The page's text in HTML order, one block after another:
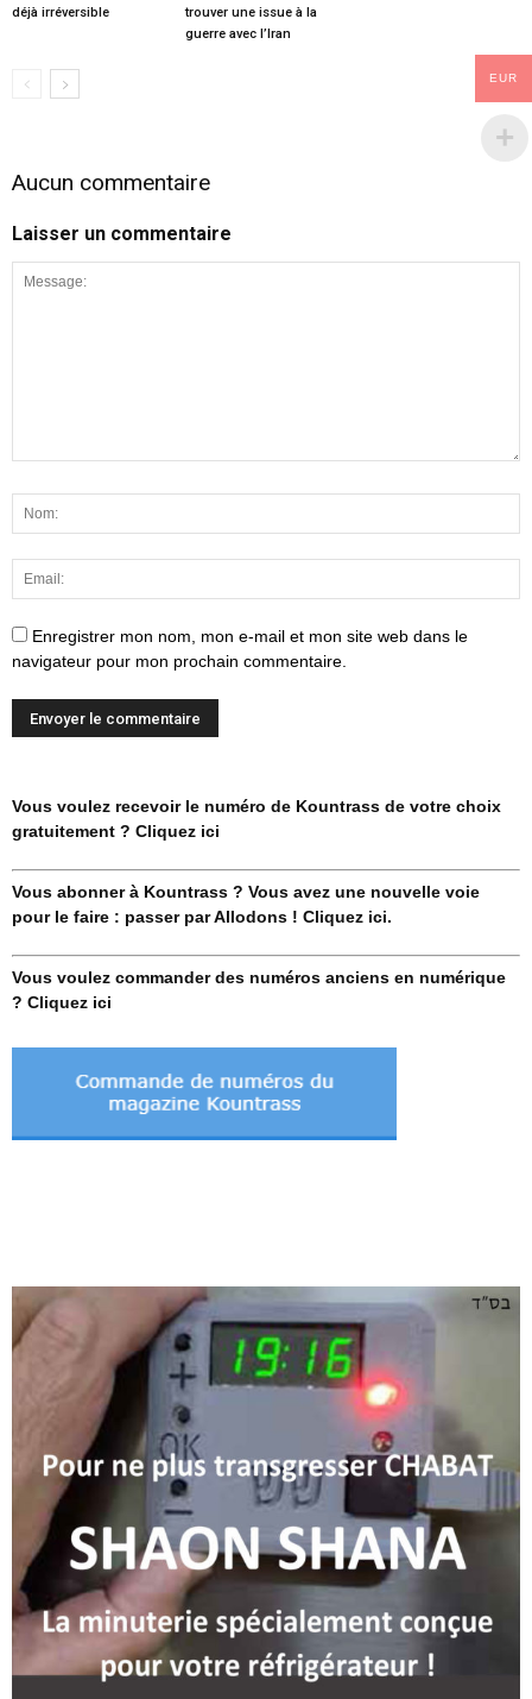
déjà irréversible
trouver une issue à la
guerre avec l’Iran
Aucun commentaire
Laisser un commentaire
Enregistrer mon nom, mon e-mail et mon site web dans le
navigateur pour mon prochain commentaire.
Vous voulez recevoir le numéro de Kountrass de votre choix
gratuitement ? Cliquez ici
Vous abonner à Kountrass ? Vous avez une nouvelle voie
pour le faire : passer par Allodons ! Cliquez ici.
Vous voulez commander des numéros anciens en numérique
? Cliquez ici
EUR